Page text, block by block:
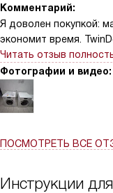
Комментарий:
Я доволен покупкой:
экономит время.
бельё всегда чистое,
PowerWash 2.0
бережёт цвет.
выручала не раз!
тонкими тканями и
тихо, контроль
Читать отзыв
Фотографии и видео:
ПОСМОТРЕТЬ ВСЕ
Инструкции